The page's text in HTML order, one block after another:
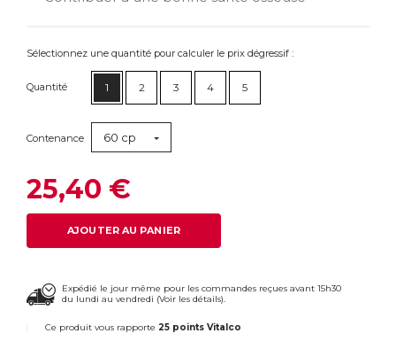
Sélectionnez une quantité pour calculer le prix dégressif :
Quantité 1 2 3 4 5
Contenance 60 cp
25,40 €
AJOUTER AU PANIER
Expédié le jour même pour les commandes reçues avant 15h30
du lundi au vendredi (Voir les détails).
Ce produit vous rapporte 25 points Vitalco